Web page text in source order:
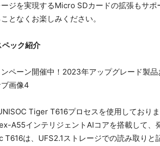
ジを実現するMicro SDカードの拡張もサポ
となくお楽しみください。
ック紹介
Tiger T616プロセスを使用しており
A55インテリジェントAIコアを搭載して、
は、UFS2.1ストレージでの読み取りと